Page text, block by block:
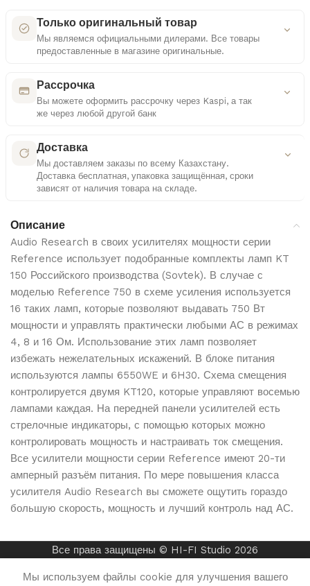
Только оригинальный товар
Мы являемся официальными дилерами. Все товары
предоставленные в магазине оригинальные.
Многоступенчатая проверка
Контроль документов и комплектации каждого
товара
Рассрочка
Вы можете оформить рассрочку через Kaspi, а так
же через любой другой банк
Выбор способа оплаты
Прозрачные условия
Все параметры видны до подтверждения
Доставка
Мы доставляем заказы по всему Казахстану.
Доставка бесплатная, упаковка защищённая, сроки
зависят от наличия товара на складе.
Бесплатная доставка
Доставка по всему Казахстану абсолютно бесплатно
для всех заказов
Защищенная упаковка
Все товары упаковываются в надежные материалы
для сохранности при транспортировке
Доставка от 1 до 5 рабочих дней в зависимости от
наличия товара на складе
Отслеживание заказа
личном кабинете
Подробнее об условиях доставки и работе служб вы
можете узнать на страницеОплата и доставка.
Описание
Audio Research в своих усилителях мощности серии
Reference использует подобранные комплекты ламп KT
150 Российского производства (Sovtek). В случае с
моделью Reference 750 в схеме усиления используется
16 таких ламп, которые позволяют выдавать 750 Вт
мощности и управлять практически любыми АС в режимах
4, 8 и 16 Ом. Использование этих ламп позволяет
избежать нежелательных искажений. В блоке питания
используются лампы 6550WE и 6H30. Схема смещения
контролируется двумя KT120, которые управляют восемью
лампами каждая. На передней панели усилителей есть
стрелочные индикаторы, с помощью которых можно
контролировать мощность и настраивать ток смещения.
Все усилители мощности серии Reference имеют 20-ти
амперный разъём питания. По мере повышения класса
усилителя Audio Research вы сможете ощутить гораздо
большую скорость, мощность и лучший контроль над АС.
Все права защищены © HI-FI Studio 2026
Мы используем файлы cookie для улучшения вашего
Audio
Reference